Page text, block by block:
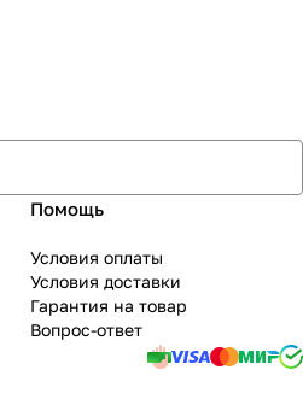
Помощь
Условия оплаты
Условия доставки
Гарантия на товар
Вопрос-ответ